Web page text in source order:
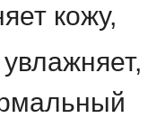
кожу,